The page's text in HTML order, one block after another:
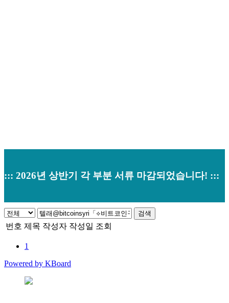
::: 2026년 상반기 각 부분 서류 마감되었습니다! :::
검색
번호 제목 작성자 작성일 조회
1
Powered by KBoard